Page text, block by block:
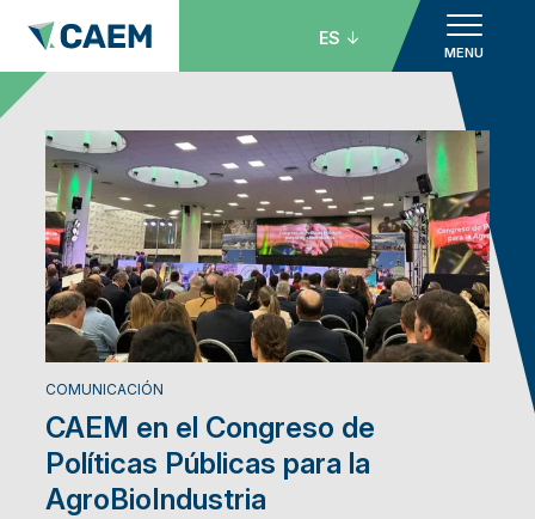
MENU
ES
COMUNICACIÓN
CAEM en el Congreso de
Políticas Públicas para la
AgroBioIndustria